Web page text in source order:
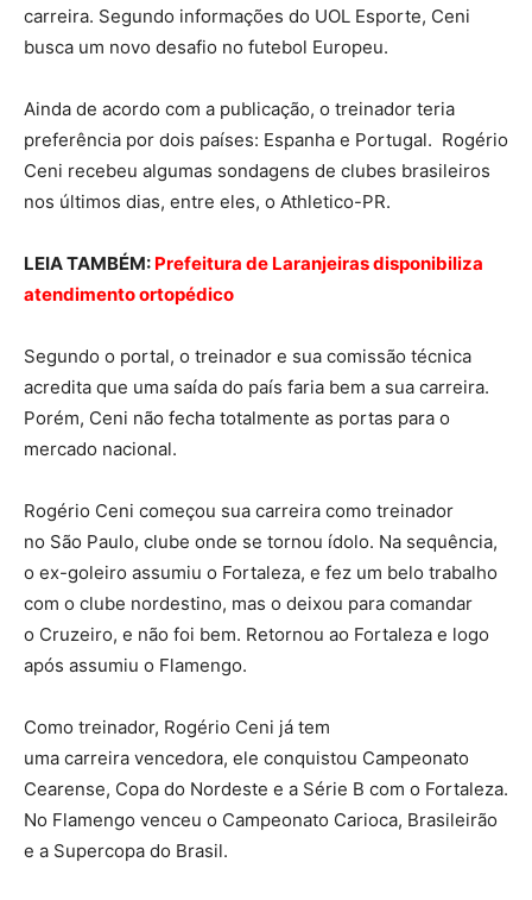
carreira. Segundo informações do UOL Esporte, Ceni
busca um novo desafio no futebol Europeu.
Ainda de acordo com a publicação, o treinador teria
preferência por dois países: Espanha e Portugal. Rogério
Ceni recebeu algumas sondagens de clubes brasileiros
nos últimos dias, entre eles, o Athletico-PR.
LEIA TAMBÉM: Prefeitura de Laranjeiras disponibiliza
atendimento ortopédico
Segundo o portal, o treinador e sua comissão técnica
acredita que uma saída do país faria bem a sua carreira.
Porém, Ceni não fecha totalmente as portas para o
mercado nacional.
Rogério Ceni começou sua carreira como treinador
no São Paulo, clube onde se tornou ídolo. Na sequência,
o ex-goleiro assumiu o Fortaleza, e fez um belo trabalho
com o clube nordestino, mas o deixou para comandar
o Cruzeiro, e não foi bem. Retornou ao Fortaleza e logo
após assumiu o Flamengo.
Como treinador, Rogério Ceni já tem
uma carreira vencedora, ele conquistou Campeonato
Cearense, Copa do Nordeste e a Série B com o Fortaleza.
No Flamengo venceu o Campeonato Carioca, Brasileirão
e a Supercopa do Brasil.